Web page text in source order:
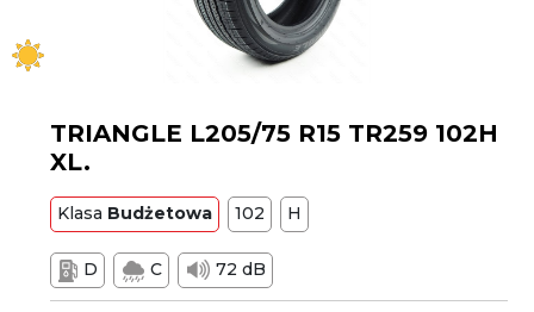
TRIANGLE L205/75 R15 TR259 102H
XL.
Klasa Budżetowa 102 H
D C 72 dB